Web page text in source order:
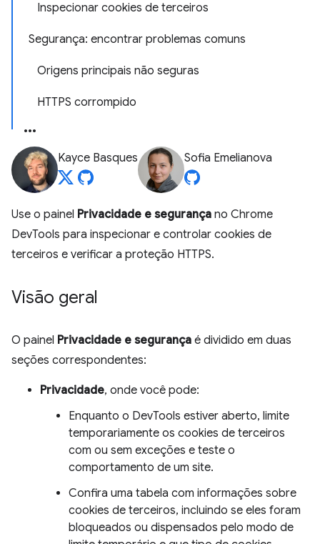
Inspecionar cookies de terceiros
Segurança: encontrar problemas comuns
Origens principais não seguras
HTTPS corrompido
Kayce Basques Sofia Emelianova
Use o painel Privacidade e segurança no Chrome
DevTools para inspecionar e controlar cookies de
terceiros e verificar a proteção HTTPS.
Visão geral
O painel Privacidade e segurança é dividido em duas
seções correspondentes:
Privacidade, onde você pode:
Enquanto o DevTools estiver aberto, limite
temporariamente os cookies de terceiros
com ou sem exceções e teste o
comportamento de um site.
Confira uma tabela com informações sobre
cookies de terceiros, incluindo se eles foram
bloqueados ou dispensados pelo modo de